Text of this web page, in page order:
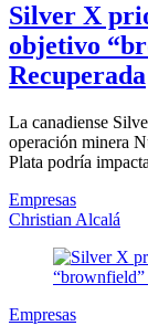
Silver X
objetivo
Recuperada
La canadiense
operación minera
Plata podría
Empresas
Christian Alcalá
Empresas